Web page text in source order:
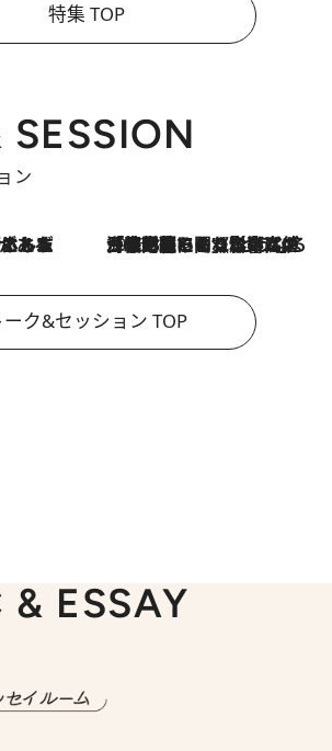
特集 TOP
ン
2026.8.3
「住宅建てられない…」「サーチャージ料の高値が続いている」ホルムズ海峡封鎖による影響はいつまで続く？《エネルギー専門家に聞く“どうなる日本の暮らし”》
ーク&セッション TOP
ESSAY